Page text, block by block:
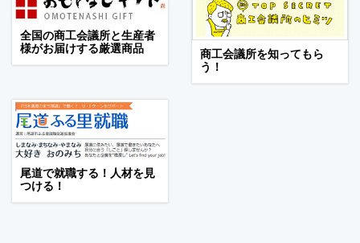
全国の商工会議所と生産者
様がお届けする厳選商品
商工会議所を知ってもら
う！
尾道で就職する！人材を見
つける！